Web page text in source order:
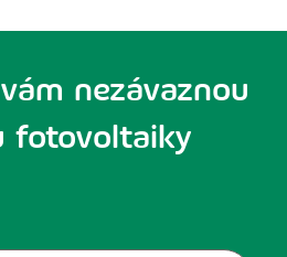
nezávaznou
fotovoltaiky